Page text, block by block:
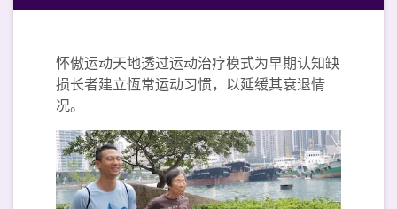
怀傲运动天地透过运动治疗模式为早期认知缺
损长者建立恆常运动习惯，以延缓其衰退情
况。